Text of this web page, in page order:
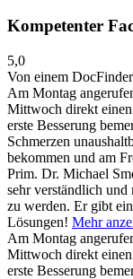
Kompetenter
5,0
Von einem
Am Montag
Mittwoch direkt
erste Besserung
Schmerzen
bekommen und am
Prim. Dr. Michael
sehr verständlich
zu werden. Er gibt
Lösungen! Mehr
Am Montag
Mittwoch direkt
erste Besserung